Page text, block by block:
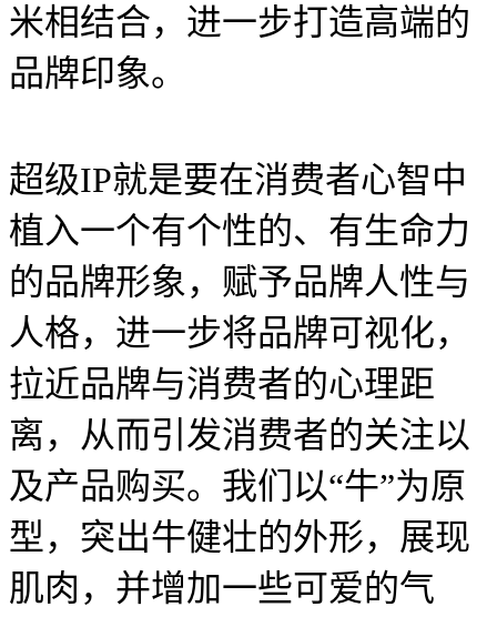
米相结合，进一步打造高端的
品牌印象。
超级IP就是要在消费者心智中
植入一个有个性的、有生命力
的品牌形象，赋予品牌人性与
人格，进一步将品牌可视化，
拉近品牌与消费者的心理距
离，从而引发消费者的关注以
及产品购买。我们以“牛”为原
型，突出牛健壮的外形，展现
肌肉，并增加一些可爱的气